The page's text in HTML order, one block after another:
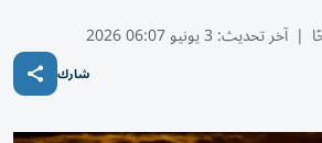
| آخر تحديث: 3 يونيو 06:07 2026
شارك